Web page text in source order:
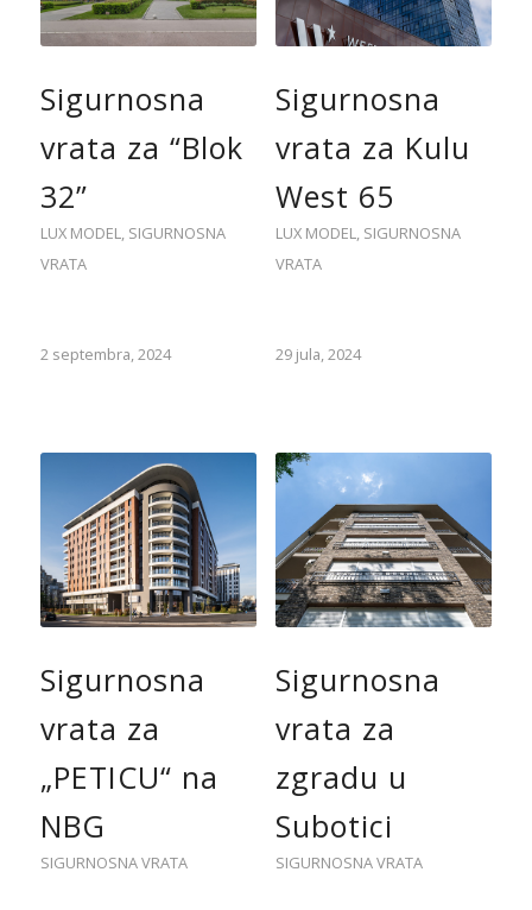
Sigurnosna
vrata za “Blok
32”
LUX MODEL, SIGURNOSNA
VRATA
2 septembra, 2024
Sigurnosna
vrata za Kulu
West 65
LUX MODEL, SIGURNOSNA
VRATA
29 jula, 2024
Sigurnosna
vrata za
„PETICU“ na
NBG
SIGURNOSNA VRATA
Sigurnosna
vrata za
zgradu u
Subotici
SIGURNOSNA VRATA